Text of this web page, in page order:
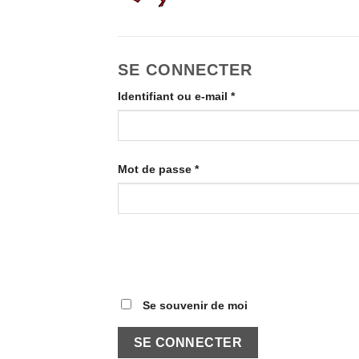
SE CONNECTER
Identifiant ou e-mail *Obligatoire
Mot de passe *Obligatoire
Alternative:
Se souvenir de moi
SE CONNECTER